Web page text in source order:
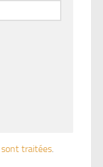
sont traitées